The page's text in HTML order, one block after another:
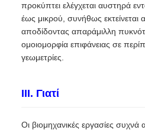
προκύπτει ελέγχεται αυστηρά
έως μικρού, συνήθως
αποδίδοντας απαράμιλλη
ομοιομορφία επιφάνειας σε
γεωμετρίες.
III. Γιατί
Οι βιομηχανικές εργασίες συχνά